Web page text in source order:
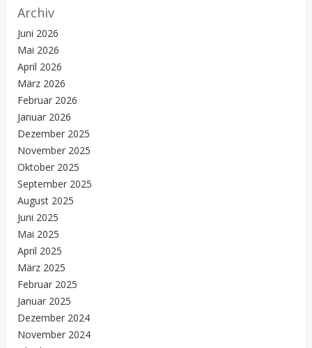
Archiv
Juni 2026
Mai 2026
April 2026
März 2026
Februar 2026
Januar 2026
Dezember 2025
November 2025
Oktober 2025
September 2025
August 2025
Juni 2025
Mai 2025
April 2025
März 2025
Februar 2025
Januar 2025
Dezember 2024
November 2024